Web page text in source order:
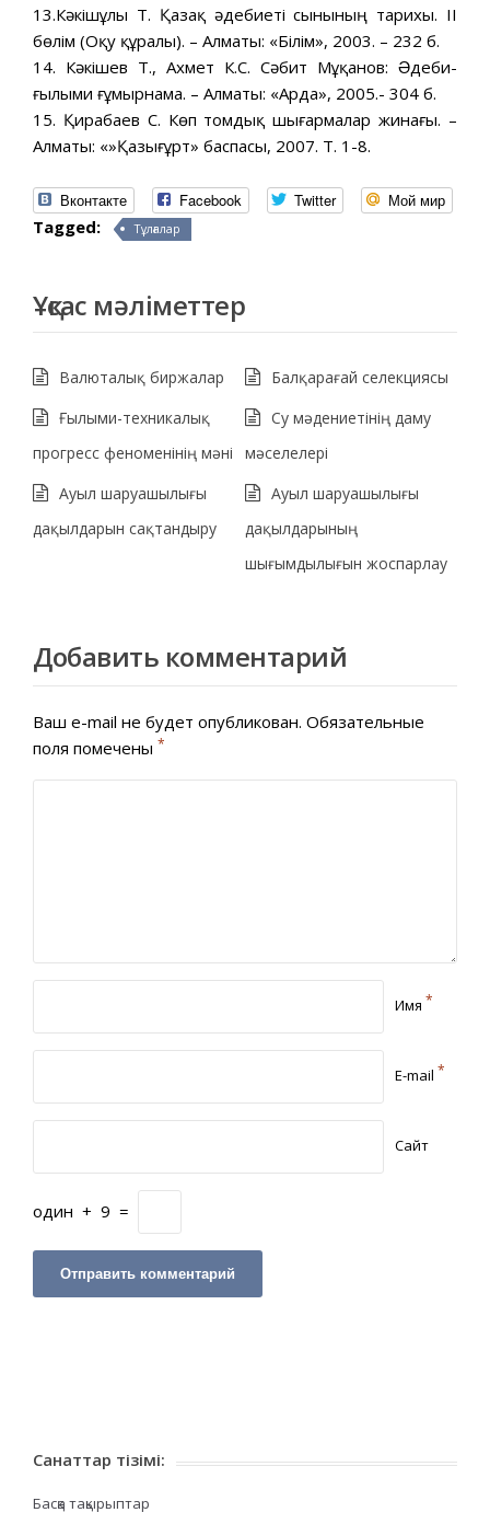
13.Кəкішұлы Т. Қазақ əдебиеті сынының тарихы. II
бөлім (Оқу құралы). – Алматы: «Білім», 2003. – 232 б.
14. Кəкішев Т., Ахмет К.С. Сəбит Мұқанов: Əдеби-
ғылыми ғұмырнама. – Алматы: «Арда», 2005.- 304 б.
15. Қирабаев С. Көп томдық шығармалар жинағы. –
Алматы: «»Қазығұрт» баспасы, 2007. Т. 1-8.
Вконтакте Facebook Twitter Мой мир
Tagged: Тұлғалар
Ұқсас мәліметтер
Валюталық биржалар
Балқарағай селекциясы
Ғылыми-техникалық
прогресс феноменінің мәні
Су мәдениетінің даму
мәселелері
Ауыл шаруашылығы
дақылдарын сақтандыру
Ауыл шаруашылығы
дақылдарының
шығымдылығын жоспарлау
Добавить комментарий
Ваш e-mail не будет опубликован. Обязательные
поля помечены *
Имя *
E-mail *
Сайт
один + 9 =
Санаттар тізімі:
Басқа тақырыптар